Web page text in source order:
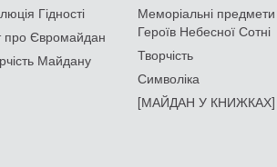
Гідності
про Євромайдан
Майдану
Меморіальні предмети
Героїв Небесної Сотні
Творчість
Символіка
[МАЙДАН У КНИЖКАХ]